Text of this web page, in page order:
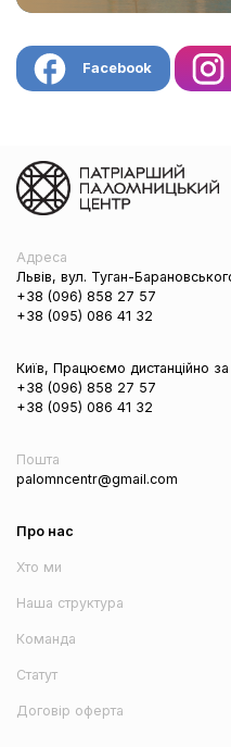
Facebook
Адреса
Львів, вул. Туган-
+38 (096) 858 27 57
+38 (095) 086 41 32
Київ, Працюємо дистанційно
+38 (096) 858 27 57
+38 (095) 086 41 32
Пошта
palomncentr@gmail.com
Про нас
Хто ми
Наша структура
Команда
Статут
Договір оферта